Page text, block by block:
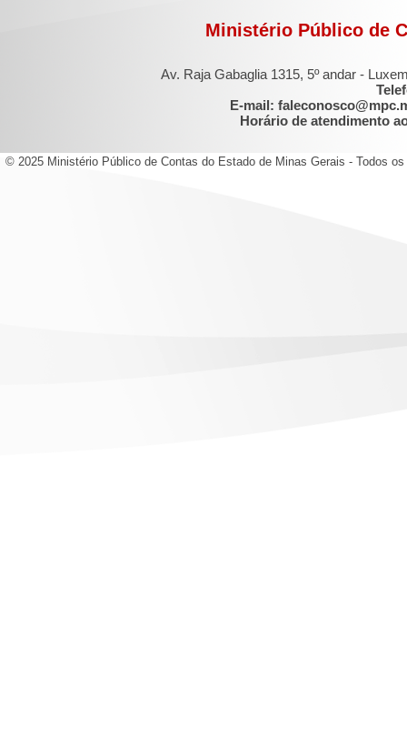
Ministério Público de
Av. Raja Gabaglia 1315, 5º andar -
E-mail:
Horário de atendimento
© 2025 Ministério Público de Contas do Estado de Minas Gerais - Todos